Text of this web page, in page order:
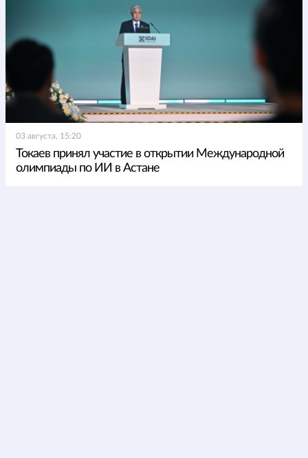
03 августа, 15:20
Токаев принял участие в открытии Международной
олимпиады по ИИ в Астане